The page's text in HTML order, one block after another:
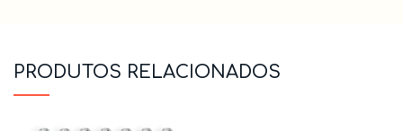
PRODUTOS RELACIONADOS